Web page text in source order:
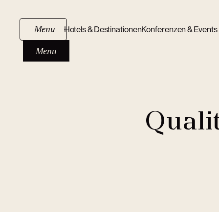
Menu
Menu
Hotels & DestinationenKonferenzen & Events